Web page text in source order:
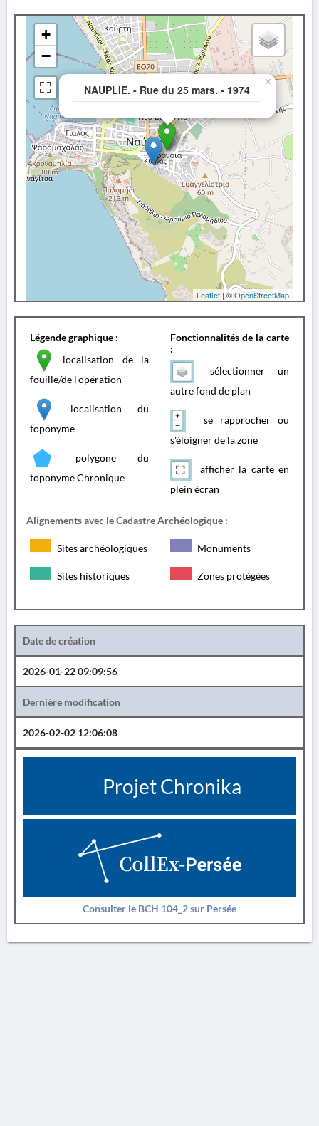
NAUPLIE. - Rue du 25 mars. - 1974
×
+
−
Leaflet| ©OpenStreetMap
Légende graphique :
localisation de la
fouille/de l'opération
localisation du
toponyme
polygone du
toponyme Chronique
Fonctionnalités de la carte
:
sélectionner un
autre fond de plan
se rapprocher ou
s'éloigner de la zone
afficher la carte en
plein écran
Alignements avec le Cadastre Archéologique :
Sites archéologiques Monuments
Sites historiques Zones protégées
Date de création
2026-01-22 09:09:56
Dernière modification
2026-02-02 12:06:08
Projet Chronika
Consulter le BCH 104_2 sur Persée